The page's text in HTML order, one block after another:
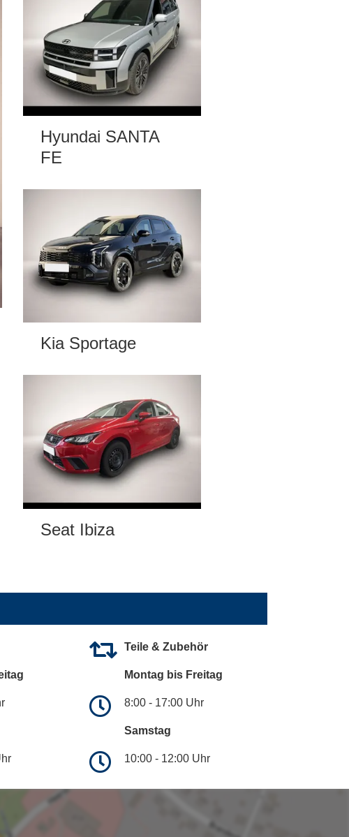
Hyundai SANTA
FE
Kia Sportage
Seat Ibiza
Teile & Zubehör
Montag bis Freitag
8:00 - 17:00 Uhr
Samstag
10:00 - 12:00 Uhr